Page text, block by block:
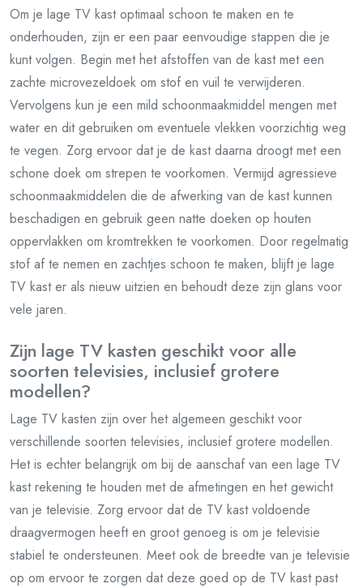
Om je lage TV kast optimaal schoon te maken en te
onderhouden, zijn er een paar eenvoudige stappen die je
kunt volgen. Begin met het afstoffen van de kast met een
zachte microvezeldoek om stof en vuil te verwijderen.
Vervolgens kun je een mild schoonmaakmiddel mengen met
water en dit gebruiken om eventuele vlekken voorzichtig weg
te vegen. Zorg ervoor dat je de kast daarna droogt met een
schone doek om strepen te voorkomen. Vermijd agressieve
schoonmaakmiddelen die de afwerking van de kast kunnen
beschadigen en gebruik geen natte doeken op houten
oppervlakken om kromtrekken te voorkomen. Door regelmatig
stof af te nemen en zachtjes schoon te maken, blijft je lage
TV kast er als nieuw uitzien en behoudt deze zijn glans voor
vele jaren.
Zijn lage TV kasten geschikt voor alle
soorten televisies, inclusief grotere
modellen?
Lage TV kasten zijn over het algemeen geschikt voor
verschillende soorten televisies, inclusief grotere modellen.
Het is echter belangrijk om bij de aanschaf van een lage TV
kast rekening te houden met de afmetingen en het gewicht
van je televisie. Zorg ervoor dat de TV kast voldoende
draagvermogen heeft en groot genoeg is om je televisie
stabiel te ondersteunen. Meet ook de breedte van je televisie
op om ervoor te zorgen dat deze goed op de TV kast past